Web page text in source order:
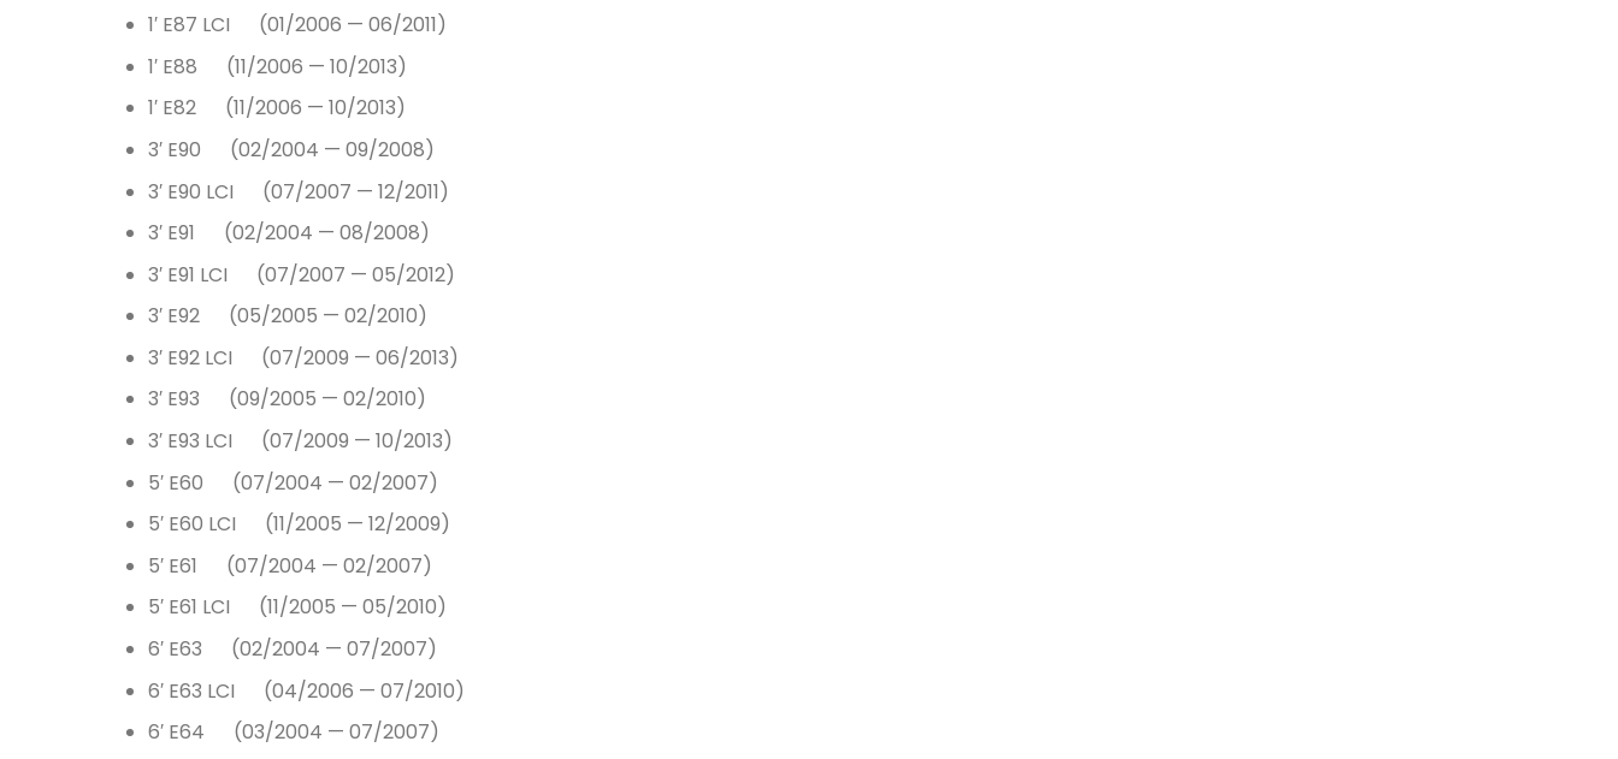
1′ E87 LCI (01/2006 — 06/2011)
1′ E88 (11/2006 — 10/2013)
1′ E82 (11/2006 — 10/2013)
3′ E90 (02/2004 — 09/2008)
3′ E90 LCI (07/2007 — 12/2011)
3′ E91 (02/2004 — 08/2008)
3′ E91 LCI (07/2007 — 05/2012)
3′ E92 (05/2005 — 02/2010)
3′ E92 LCI (07/2009 — 06/2013)
3′ E93 (09/2005 — 02/2010)
3′ E93 LCI (07/2009 — 10/2013)
5′ E60 (07/2004 — 02/2007)
5′ E60 LCI (11/2005 — 12/2009)
5′ E61 (07/2004 — 02/2007)
5′ E61 LCI (11/2005 — 05/2010)
6′ E63 (02/2004 — 07/2007)
6′ E63 LCI (04/2006 — 07/2010)
6′ E64 (03/2004 — 07/2007)